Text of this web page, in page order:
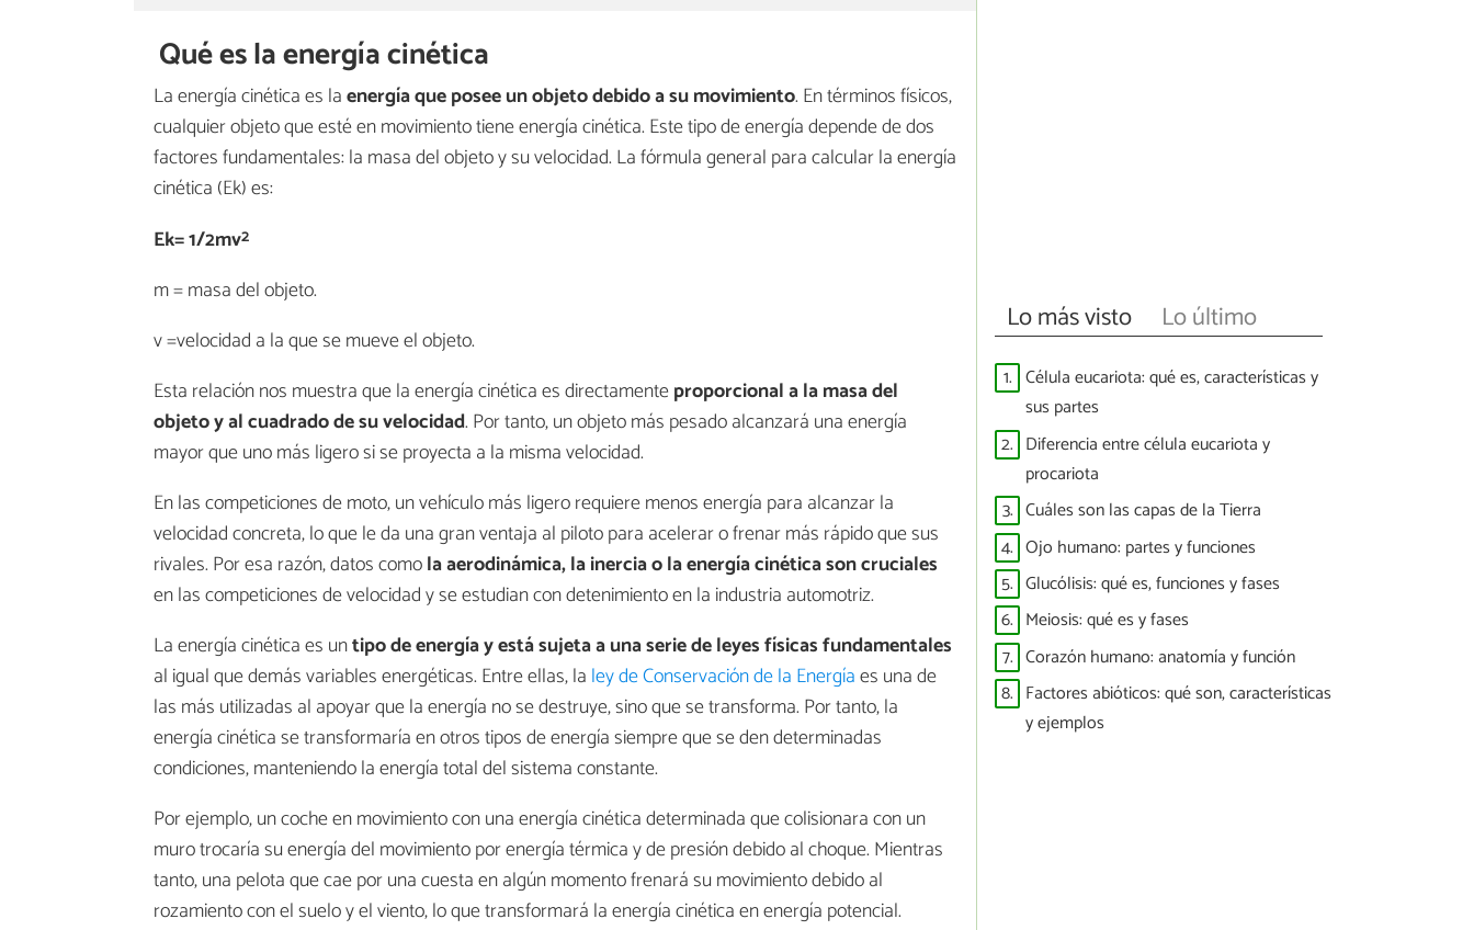
Qué es la energía cinética
La energía cinética es laenergía que posee un objeto debido a su movimiento. En términos físicos,
cualquier objeto que esté en movimiento tiene energía cinética. Este tipo de energía depende de dos
factores fundamentales: la masa del objeto y su velocidad. La fórmula general para calcular la energía
cinética (Ek​) es:
Ek= 1/2mv2
m = masa del objeto.
v =velocidad a la que se mueve el objeto.
Esta relación nos muestra que la energía cinética es directamenteproporcional a la masa del
objeto y al cuadrado de su velocidad. Por tanto, un objeto más pesado alcanzará una energía
mayor que uno más ligero si se proyecta a la misma velocidad.
En las competiciones de moto, un vehículo más ligero requiere menos energía para alcanzar la
velocidad concreta, lo que le da una gran ventaja al piloto para acelerar o frenar más rápido que sus
rivales. Por esa razón, datos comola aerodinámica, la inercia o la energía cinética son cruciales
en las competiciones de velocidad y se estudian con detenimiento en la industria automotriz.
La energía cinética es untipo de energía y está sujeta a una serie de leyes físicas fundamentales
al igual que demás variables energéticas. Entre ellas, la ley de Conservación de la Energíaes una de
las más utilizadas al apoyar que la energía no se destruye, sino que se transforma. Por tanto, la
energía cinética se transformaría en otros tipos de energía siempre que se den determinadas
condiciones, manteniendo la energía total del sistema constante.
Por ejemplo, un coche en movimiento con una energía cinética determinada que colisionara con un
muro trocaría su energía del movimiento por energía térmica y de presión debido al choque. Mientras
tanto, una pelota que cae por una cuesta en algún momento frenará su movimiento debido al
rozamiento con el suelo y el viento, lo que transformará la energía cinética en energía potencial.
Lo más visto Lo último
1. Célula eucariota: qué es, características y
sus partes
2. Diferencia entre célula eucariota y
procariota
3. Cuáles son las capas de la Tierra
4. Ojo humano: partes y funciones
5. Glucólisis: qué es, funciones y fases
6. Meiosis: qué es y fases
7. Corazón humano: anatomía y función
8. Factores abióticos: qué son, características
y ejemplos